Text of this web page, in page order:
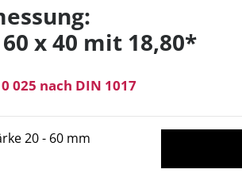
x 40 mit 18,80*
025 nach DIN 1017
20 - 60 mm